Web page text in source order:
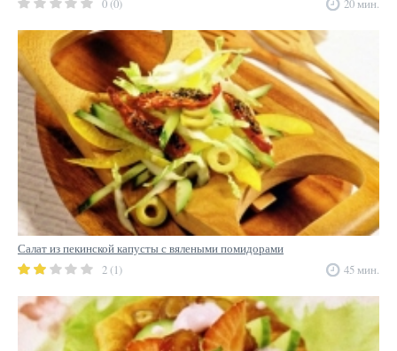
0 (0) 20 мин.
Салат из пекинской капусты с вялеными помидорами
2 (1)
45 мин.